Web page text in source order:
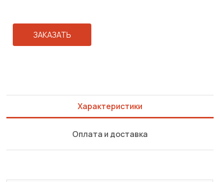
ЗАКАЗАТЬ
Характеристики
Оплата и доставка